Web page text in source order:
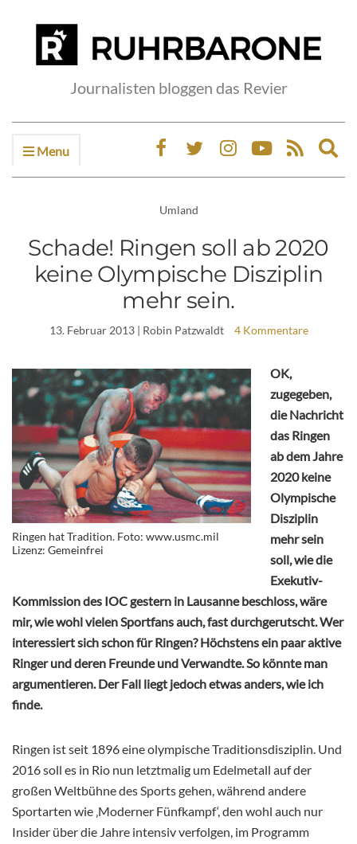
Journalisten bloggen das Revier
Menu
Umland
Schade! Ringen soll ab 2020
keine Olympische Disziplin
mehr sein.
13. Februar 2013| Robin Patzwaldt 4 Kommentare
Ringen hat Tradition. Foto: www.usmc.mil
Lizenz: Gemeinfrei
OK,
zugegeben,
die Nachricht
das Ringen
ab dem Jahre
2020 keine
Olympische
Disziplin
mehr sein
soll, wie die
Exekutiv-
Kommission des IOC gestern in Lausanne beschloss, wäre
mir, wie wohl vielen Sportfans auch, fast durchgerutscht. Wer
interessiert sich schon für Ringen? Höchstens ein paar aktive
Ringer und deren Freunde und Verwandte. So könnte man
argumentieren. Der Fall liegt jedoch etwas anders, wie ich
finde.
Ringen ist seit 1896 eine olympische Traditionsdisziplin. Und
2016 soll es in Rio nun letztmalig um Edelmetall auf der
großen Weltbühne des Sports gehen, während andere
Sportarten wie ‚Moderner Fünfkampf‘, den wohl auch nur
Insider über die Jahre intensiv verfolgen, im Programm